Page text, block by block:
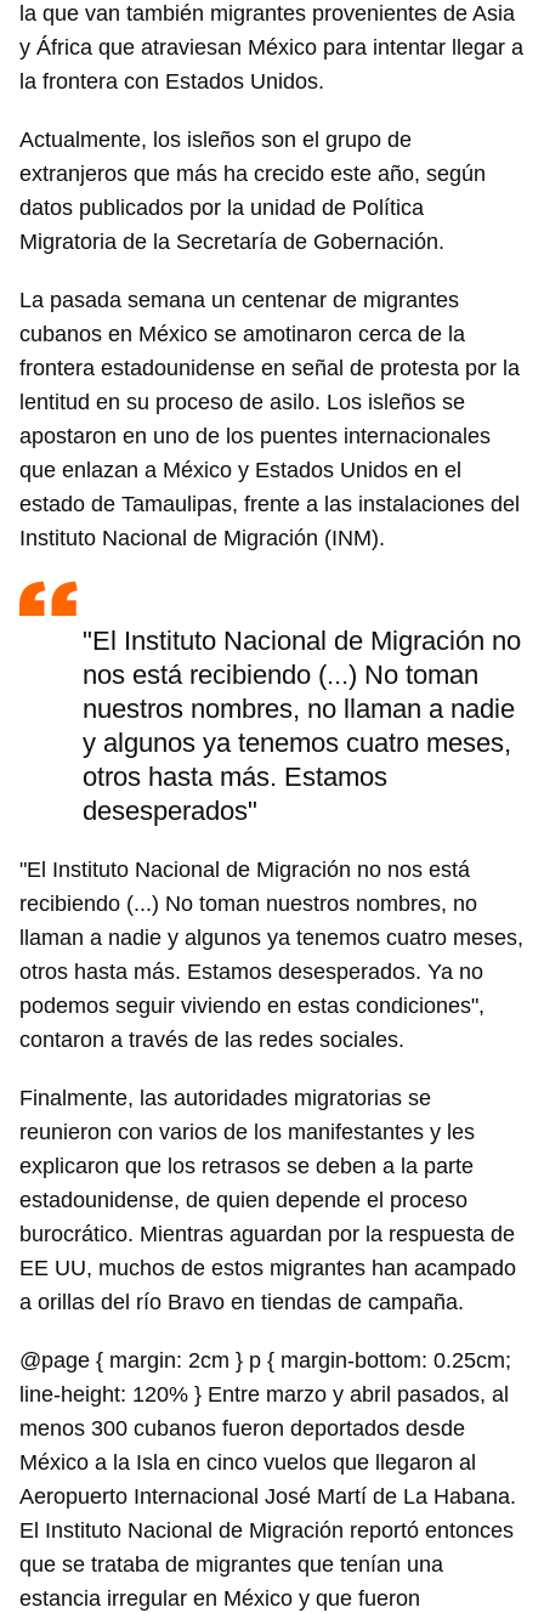
la que van también migrantes provenientes de Asia
y África que atraviesan México para intentar llegar a
la frontera con Estados Unidos.
Actualmente, los isleños son el grupo de
extranjeros que más ha crecido este año, según
datos publicados por la unidad de Política
Migratoria de la Secretaría de Gobernación.
La pasada semana un centenar de migrantes
cubanos en México se amotinaron cerca de la
frontera estadounidense en señal de protesta por la
lentitud en su proceso de asilo. Los isleños se
apostaron en uno de los puentes internacionales
que enlazan a México y Estados Unidos en el
estado de Tamaulipas, frente a las instalaciones del
Instituto Nacional de Migración (INM).
"El Instituto Nacional de Migración no
nos está recibiendo (...) No toman
nuestros nombres, no llaman a nadie
y algunos ya tenemos cuatro meses,
otros hasta más. Estamos
desesperados"
"El Instituto Nacional de Migración no nos está
recibiendo (...) No toman nuestros nombres, no
llaman a nadie y algunos ya tenemos cuatro meses,
otros hasta más. Estamos desesperados. Ya no
podemos seguir viviendo en estas condiciones",
contaron a través de las redes sociales.
Finalmente, las autoridades migratorias se
reunieron con varios de los manifestantes y les
explicaron que los retrasos se deben a la parte
estadounidense, de quien depende el proceso
burocrático. Mientras aguardan por la respuesta de
EE UU, muchos de estos migrantes han acampado
a orillas del río Bravo en tiendas de campaña.
@page { margin: 2cm } p { margin-bottom: 0.25cm;
line-height: 120% } Entre marzo y abril pasados, al
menos 300 cubanos fueron deportados desde
México a la Isla en cinco vuelos que llegaron al
Aeropuerto Internacional José Martí de La Habana.
El Instituto Nacional de Migración reportó entonces
que se trataba de migrantes que tenían una
estancia irregular en México y que fueron